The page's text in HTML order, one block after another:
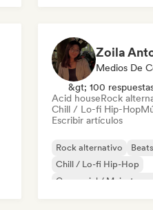
Zoila
&gt; 100
Acid houseRock
Chill / Lo-fi Hip-Hop
Escribir artículos
Rock alternativo
Chill / Lo-fi Hip-Hop
Comercial / Mainstream